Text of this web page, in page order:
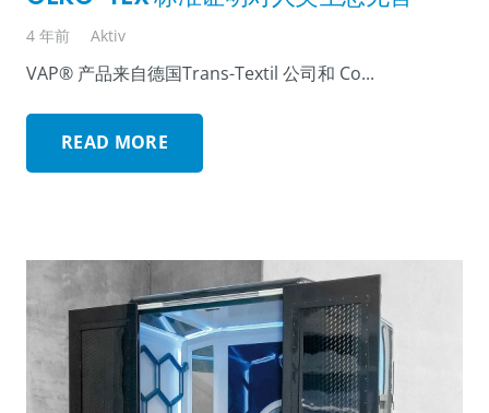
4 年前 Aktiv
VAP® 产品来自德国Trans-Textil 公司和 Co...
READ MORE